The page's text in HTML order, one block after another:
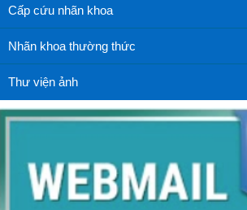
Cấp cứu nhãn khoa
Nhãn khoa thường thức
Thư viện ảnh